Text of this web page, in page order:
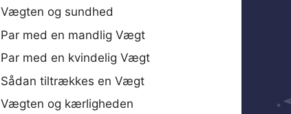
Vægten og sundhed
Par med en mandlig Vægt
Par med en kvindelig Vægt
Sådan tiltrækkes en Vægt
Vægten og kærligheden